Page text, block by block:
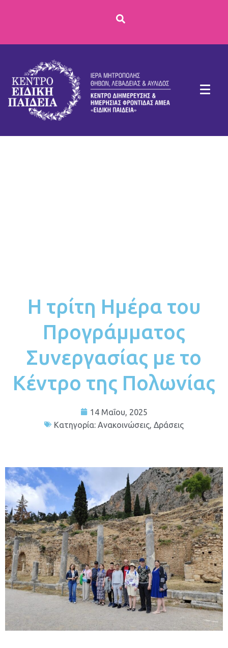
Η τρίτη Ημέρα του
Προγράμματος
Συνεργασίας με το
Κέντρο της Πολωνίας
14 Μαΐου, 2025
Κατηγορία: Ανακοινώσεις, Δράσεις